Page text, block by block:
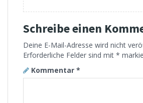
Schreibe einen
Deine E-Mail-Adresse wird nicht
Erforderliche Felder sind mit *
Kommentar *